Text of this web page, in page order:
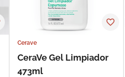
Cerave
CeraVe Gel Limpiador
473ml